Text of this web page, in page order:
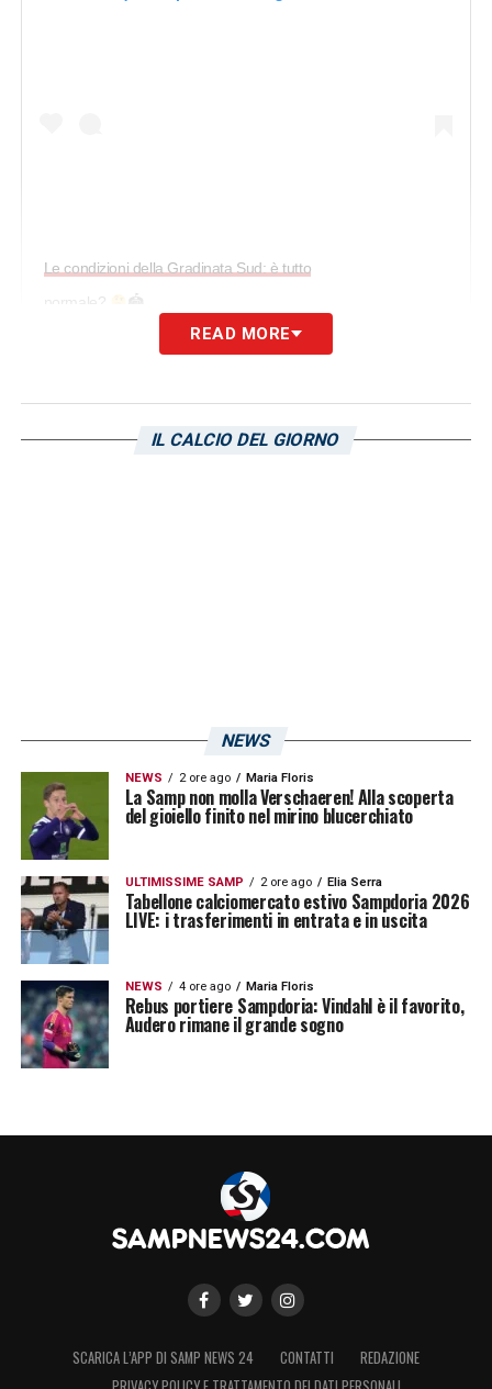
Le condizioni della Gradinata Sud: è tutto
normale?
🏟
LA PLAYLIST DELLE NOSTRE TOP NEWS
READ MORE
IL CALCIO DEL GIORNO
NEWS
NEWS 2 ore ago Maria Floris
La Samp non molla Verschaeren! Alla scoperta
del gioiello finito nel mirino blucerchiato
ULTIMISSIME SAMP 2 ore ago Elia Serra
Tabellone calciomercato estivo Sampdoria 2026
LIVE: i trasferimenti in entrata e in uscita
NEWS 4 ore ago Maria Floris
Rebus portiere Sampdoria: Vindahl è il favorito,
Audero rimane il grande sogno
SCARICA L’APP DI SAMP NEWS 24 CONTATTI
REDAZIONE